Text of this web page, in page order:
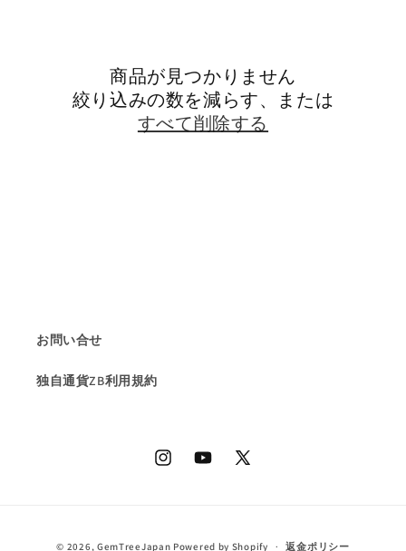
商品が見つかりません
絞り込みの数を減らす、または
すべて削除する
お問い合せ
独自通貨ZB利用規約
InstagramYouTube
X
© 2026, GemTreeJapan Powered by Shopify 返金ポリシー